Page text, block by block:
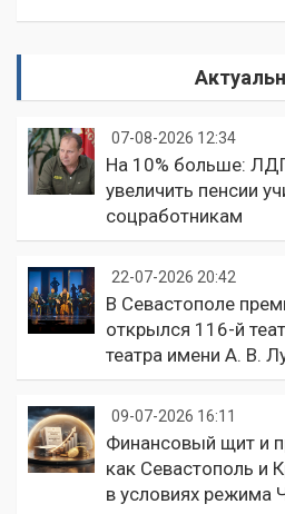
07-08-2026 12:34
На 10% больше:
увеличить пенсии
соцработникам
22-07-2026 20:42
В Севастополе
открылся 116-й
театра имени А. В.
09-07-2026 16:11
Финансовый щит и
как Севастополь и
в условиях режима